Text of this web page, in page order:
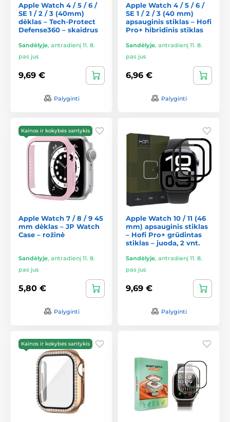
Apple Watch 4 / 5 / 6 /
SE 1 / 2 / 3 (40mm)
dėklas – Tech-Protect
Defense360 – skaidrus
Sandėlyje, antradienį 11. 8.
pas jus
9,69 €
Palyginti
Apple Watch 4 / 5 / 6 /
SE 1 / 2 / 3 (40 mm)
apsauginis stiklas – Hofi
Pro+ hibridinis stiklas
Sandėlyje, antradienį 11. 8.
pas jus
6,96 €
Palyginti
Kainos ir kokybės santykis
Apple Watch 7 / 8 / 9 45
mm dėklas – JP Watch
Case – rožinė
Sandėlyje, antradienį 11. 8.
pas jus
5,80 €
Palyginti
Apple Watch 10 / 11 (46
mm) apsauginis stiklas
– Hofi Pro+ grūdintas
stiklas – juoda, 2 vnt.
Sandėlyje, antradienį 11. 8.
pas jus
9,69 €
Palyginti
Kainos ir kokybės santykis